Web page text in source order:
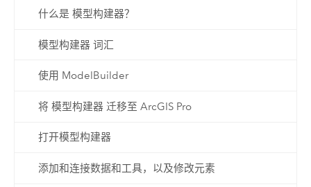
什么是 模型构建器？
模型构建器 词汇
使用 ModelBuilder
将 模型构建器 迁移至 ArcGIS Pro
打开模型构建器
添加和连接数据和工具，以及修改元素